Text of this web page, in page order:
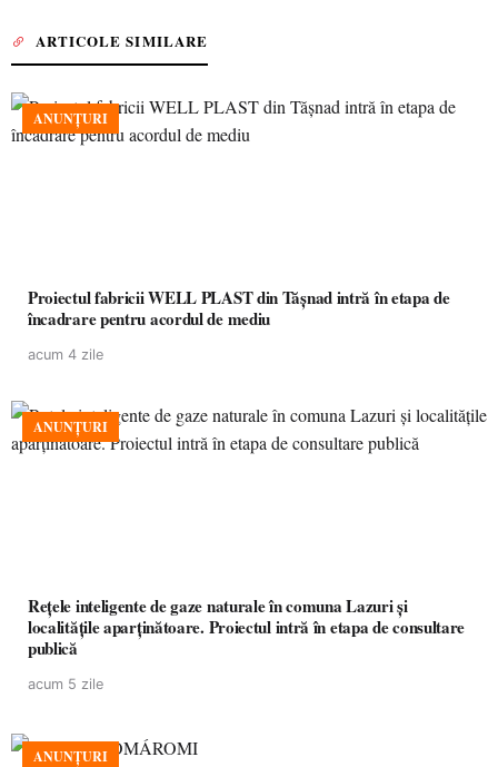
ARTICOLE SIMILARE
ANUNȚURI
Proiectul fabricii WELL PLAST din Tășnad intră în etapa de
încadrare pentru acordul de mediu
acum 4 zile
ANUNȚURI
Rețele inteligente de gaze naturale în comuna Lazuri și
localitățile aparținătoare. Proiectul intră în etapa de consultare
publică
acum 5 zile
ANUNȚURI